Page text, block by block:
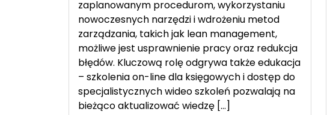
zaplanowanym procedurom, wykorzystaniu
nowoczesnych narzędzi i wdrożeniu metod
zarządzania, takich jak lean management,
możliwe jest usprawnienie pracy oraz redukcja
błędów. Kluczową rolę odgrywa także edukacja
– szkolenia on-line dla księgowych i dostęp do
specjalistycznych wideo szkoleń pozwalają na
bieżąco aktualizować wiedzę […]